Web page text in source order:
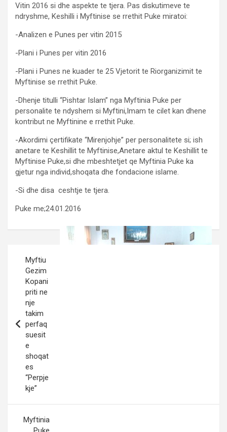
Vitin 2016 si dhe aspekte te tjera. Pas diskutimeve te
ndryshme, Keshilli i Myftinise se rrethit Puke miratoi:
-Analizen e Punes per vitin 2015
-Plani i Punes per vitin 2016
-Plani i Punes ne kuader te 25 Vjetorit te Riorganizimit te
Myftinise se rrethit Puke.
-Dhenje titulli “Pishtar Islam” nga Myftinia Puke per
personalite te ndyshem si Myftini,Imam te cilet kan dhene
kontribut ne Myftinine e rrethit Puke.
-Akordimi çertifikate “Mirenjohje” per personalitete si; ish
anetare te Keshillit te Myftinise,Anetare aktul te Keshillit te
Myftinise Puke,si dhe mbeshtetjet qe Myftinia Puke ka
gjetur nga individ,shoqata dhe fondacione islame.
-Si dhe disa ceshtje te tjera.
Puke me;24.01.2016
navigation
Myftiu
Gezim
Kopani
priti ne
nje
takim
perfaq
suesit
e
shoqat
es
“Perpje
kje”
Myftinia